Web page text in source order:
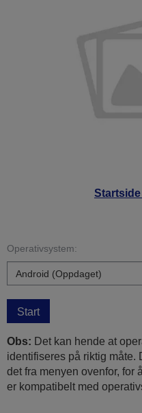
Operativsystem:
Start
Obs: Det kan hende at
identifiseres på riktig måte.
det fra menyen ovenfor, for
er kompatibelt med